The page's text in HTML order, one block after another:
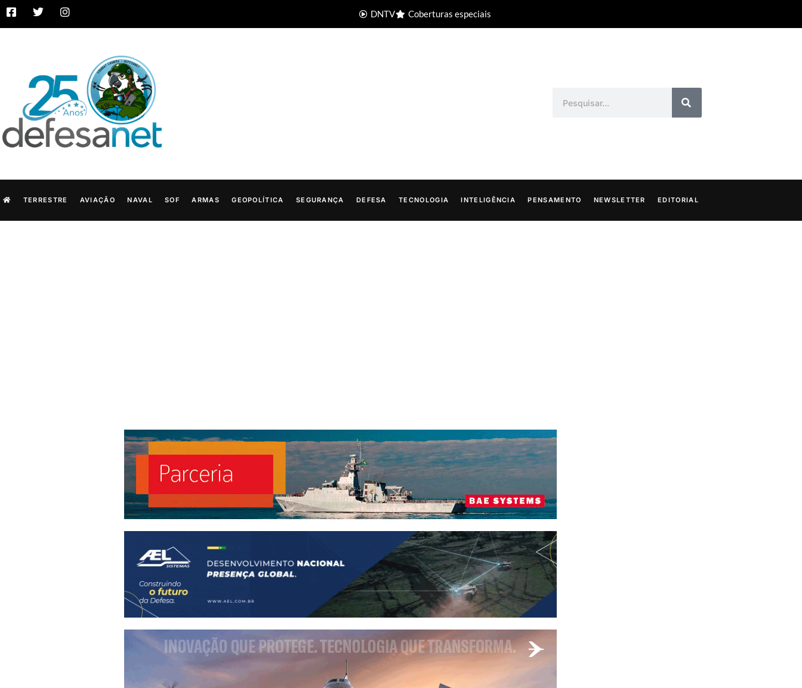
DNTV Coberturas especiais
TERRESTRE AVIAÇÃO NAVAL SOF ARMAS GEOPOLÍTICA SEGURANÇA DEFESA TECNOLOGIA INTELIGÊNCIA PENSAMENTO NEWSLETTER EDITORIAL